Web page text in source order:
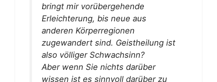
bringt mir vorübergehende
Erleichterung, bis neue aus
anderen Körperregionen
zugewandert sind. Geistheilung ist
also völliger Schwachsinn?
Aber wenn Sie nichts darüber
wissen ist es sinnvoll darüber zu